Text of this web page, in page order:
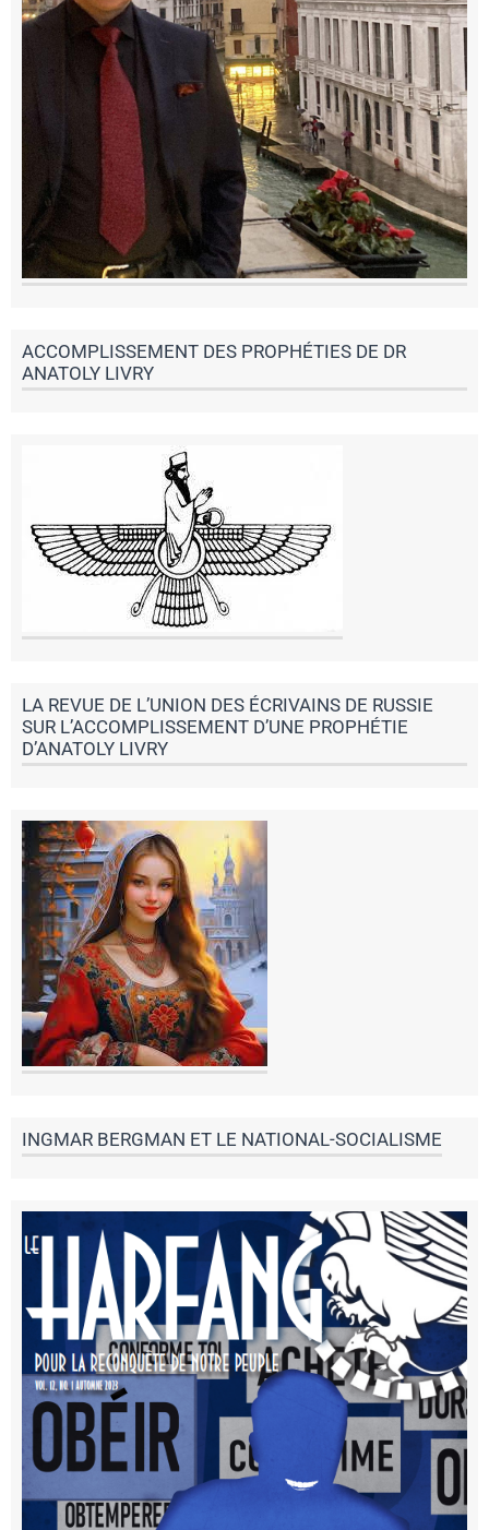
ACCOMPLISSEMENT DES PROPHÉTIES DE DR
ANATOLY LIVRY
LA REVUE DE L’UNION DES ÉCRIVAINS DE RUSSIE
SUR L’ACCOMPLISSEMENT D’UNE PROPHÉTIE
D’ANATOLY LIVRY
INGMAR BERGMAN ET LE NATIONAL-SOCIALISME